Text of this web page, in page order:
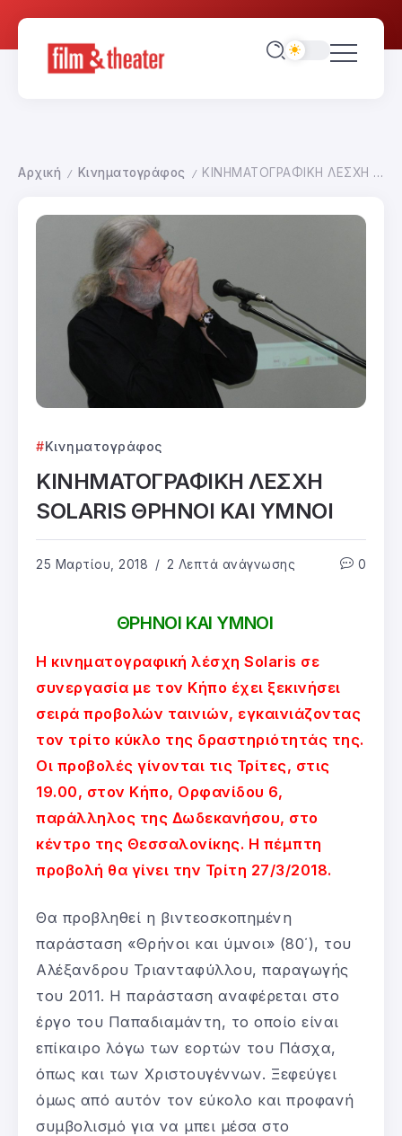
Αρχική / Κινηματογράφος / ΚΙΝΗΜΑΤΟΓΡΑΦΙΚΗ ΛΕΣΧΗ SOLARIS ΘΡΗΝΟΙ ΚΑΙ ΥΜΝΟΙ
Κινηματογράφος
ΚΙΝΗΜΑΤΟΓΡΑΦΙΚΗ ΛΕΣΧΗ
SOLARIS ΘΡΗΝΟΙ ΚΑΙ ΥΜΝΟΙ
25 Μαρτίου, 2018 2 Λεπτά ανάγνωσης 0
ΘΡΗΝΟΙ ΚΑΙ ΥΜΝΟΙ
Η κινηματογραφική λέσχη Solaris σε
συνεργασία με τον Κήπο έχει ξεκινήσει
σειρά προβολών ταινιών, εγκαινιάζοντας
τον τρίτο κύκλο της δραστηριότητάς της.
Οι προβολές γίνονται τις Τρίτες, στις
19.00, στον Κήπο, Ορφανίδου 6,
παράλληλος της Δωδεκανήσου, στο
κέντρο της Θεσσαλονίκης. Η πέμπτη
προβολή θα γίνει την Τρίτη 27/3/2018.
Θα προβληθεί η βιντεοσκοπημένη
παράσταση «Θρήνοι και ύμνοι» (80΄), του
Αλέξανδρου Τριανταφύλλου, παραγωγής
του 2011. Η παράσταση αναφέρεται στο
έργο του Παπαδιαμάντη, το οποίο είναι
επίκαιρο λόγω των εορτών του Πάσχα,
όπως και των Χριστουγέννων. Ξεφεύγει
όμως από αυτόν τον εύκολο και προφανή
συμβολισμό για να μπει μέσα στο